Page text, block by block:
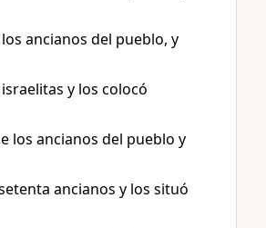
ancianos del pueblo, y
y los colocó
los ancianos del pueblo y
ancianos y los situó